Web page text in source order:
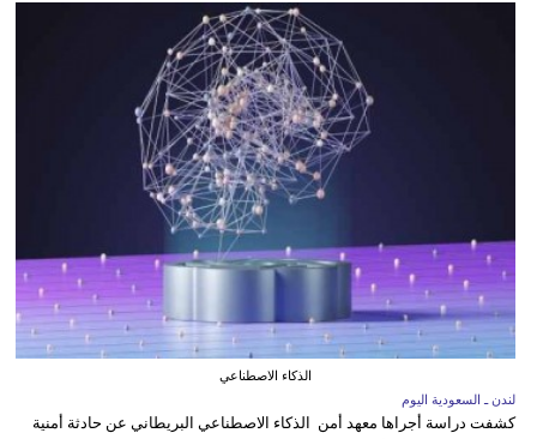
الذكاء الاصطناعي
لندن ـ السعودية اليوم
كشفت دراسة أجراها معهد أمن الذكاء الاصطناعي البريطاني عن حادثة أمنية